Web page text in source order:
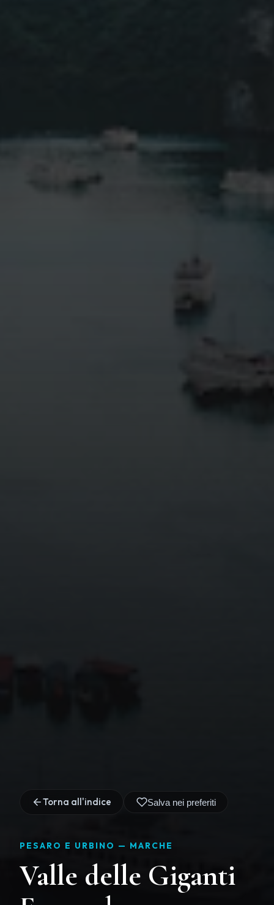
Torna all'indice Salva nei preferiti
PESARO E URBINO — MARCHE
Valle delle Giganti